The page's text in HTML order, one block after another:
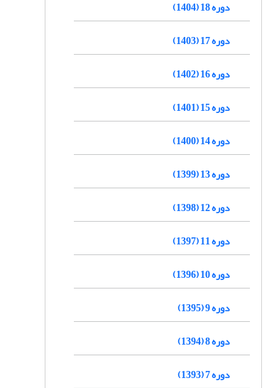
دوره 18 (1404)
دوره 17 (1403)
دوره 16 (1402)
دوره 15 (1401)
دوره 14 (1400)
دوره 13 (1399)
دوره 12 (1398)
دوره 11 (1397)
دوره 10 (1396)
دوره 9 (1395)
دوره 8 (1394)
دوره 7 (1393)